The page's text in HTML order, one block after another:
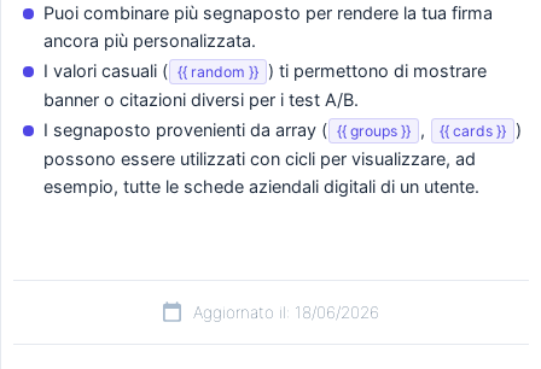
Puoi combinare più segnaposto per rendere la tua firma
ancora più personalizzata.
I valori casuali ( {{ random }} ) ti permettono di mostrare
banner o citazioni diversi per i test A/B.
I segnaposto provenienti da array ( {{ groups }} , {{ cards }} )
possono essere utilizzati con cicli per visualizzare, ad
esempio, tutte le schede aziendali digitali di un utente.
Aggiornato il: 18/06/2026